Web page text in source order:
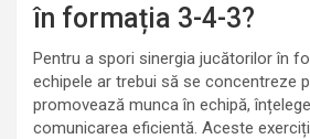
în formația 3-4-3?
Pentru a spori sinergia jucătorilor în
echipele ar trebui să se concentreze
promovează munca în echipă,
comunicarea eficientă. Aceste